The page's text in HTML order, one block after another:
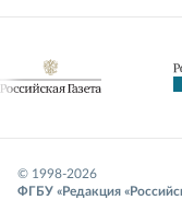
© 1998-2026
ФГБУ «Редакция